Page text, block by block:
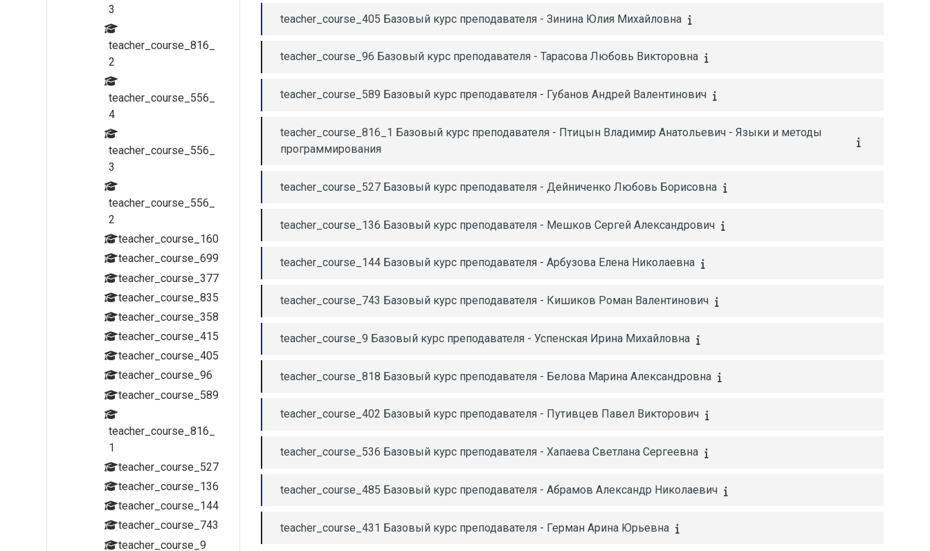
teacher_course_405 Базовый курс преподавателя - Зинина Юлия Михайловна
teacher_course_96 Базовый курс преподавателя - Тарасова Любовь Викторовна
teacher_course_589 Базовый курс преподавателя - Губанов Андрей Валентинович
teacher_course_816_1 Базовый курс преподавателя - Птицын Владимир Анатольевич - Языки и методы
программирования
teacher_course_527 Базовый курс преподавателя - Дейниченко Любовь Борисовна
teacher_course_136 Базовый курс преподавателя - Мешков Сергей Александрович
teacher_course_144 Базовый курс преподавателя - Арбузова Елена Николаевна
teacher_course_743 Базовый курс преподавателя - Кишиков Роман Валентинович
teacher_course_9 Базовый курс преподавателя - Успенская Ирина Михайловна
teacher_course_818 Базовый курс преподавателя - Белова Марина Александровна
teacher_course_402 Базовый курс преподавателя - Путивцев Павел Викторович
teacher_course_536 Базовый курс преподавателя - Хапаева Светлана Сергеевна
teacher_course_485 Базовый курс преподавателя - Абрамов Александр Николаевич
teacher_course_431 Базовый курс преподавателя - Герман Арина Юрьевна
3
teacher_course_816_
2
teacher_course_556_
4
teacher_course_556_
3
teacher_course_556_
2
teacher_course_160
teacher_course_699
teacher_course_377
teacher_course_835
teacher_course_358
teacher_course_415
teacher_course_405
teacher_course_96
teacher_course_589
teacher_course_816_
1
teacher_course_527
teacher_course_136
teacher_course_144
teacher_course_743
teacher_course_9